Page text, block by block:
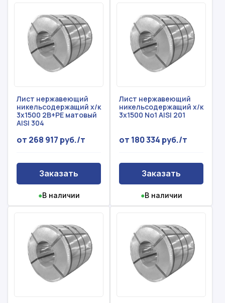
Лист нержавеющий
никельсодержащий х/к
3x1500 2B+PE матовый
AISI 304
от 268 917 руб./т
Заказать
●В наличии
Лист нержавеющий
никельсодержащий х/к
3x1500 No1 AISI 201
от 180 334 руб./т
Заказать
●В наличии